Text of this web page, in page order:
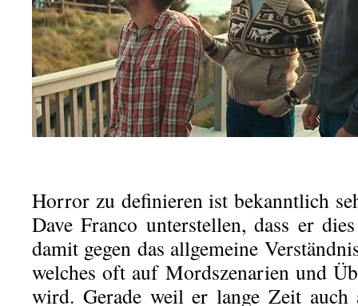
Horror zu definieren ist bekanntlich
Dave Franco unterstellen, dass er
damit gegen das allgemeine
welches oft auf Mordszenarien und
wird. Gerade weil er lange Zeit auch